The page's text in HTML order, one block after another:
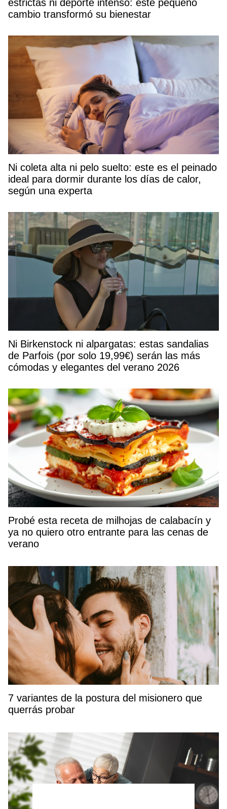
estrictas ni deporte intenso: este pequeño
cambio transformó su bienestar
Ni coleta alta ni pelo suelto: este es el peinado
ideal para dormir durante los días de calor,
según una experta
Ni Birkenstock ni alpargatas: estas sandalias
de Parfois (por solo 19,99€) serán las más
cómodas y elegantes del verano 2026
Probé esta receta de milhojas de calabacín y
ya no quiero otro entrante para las cenas de
verano
7 variantes de la postura del misionero que
querrás probar